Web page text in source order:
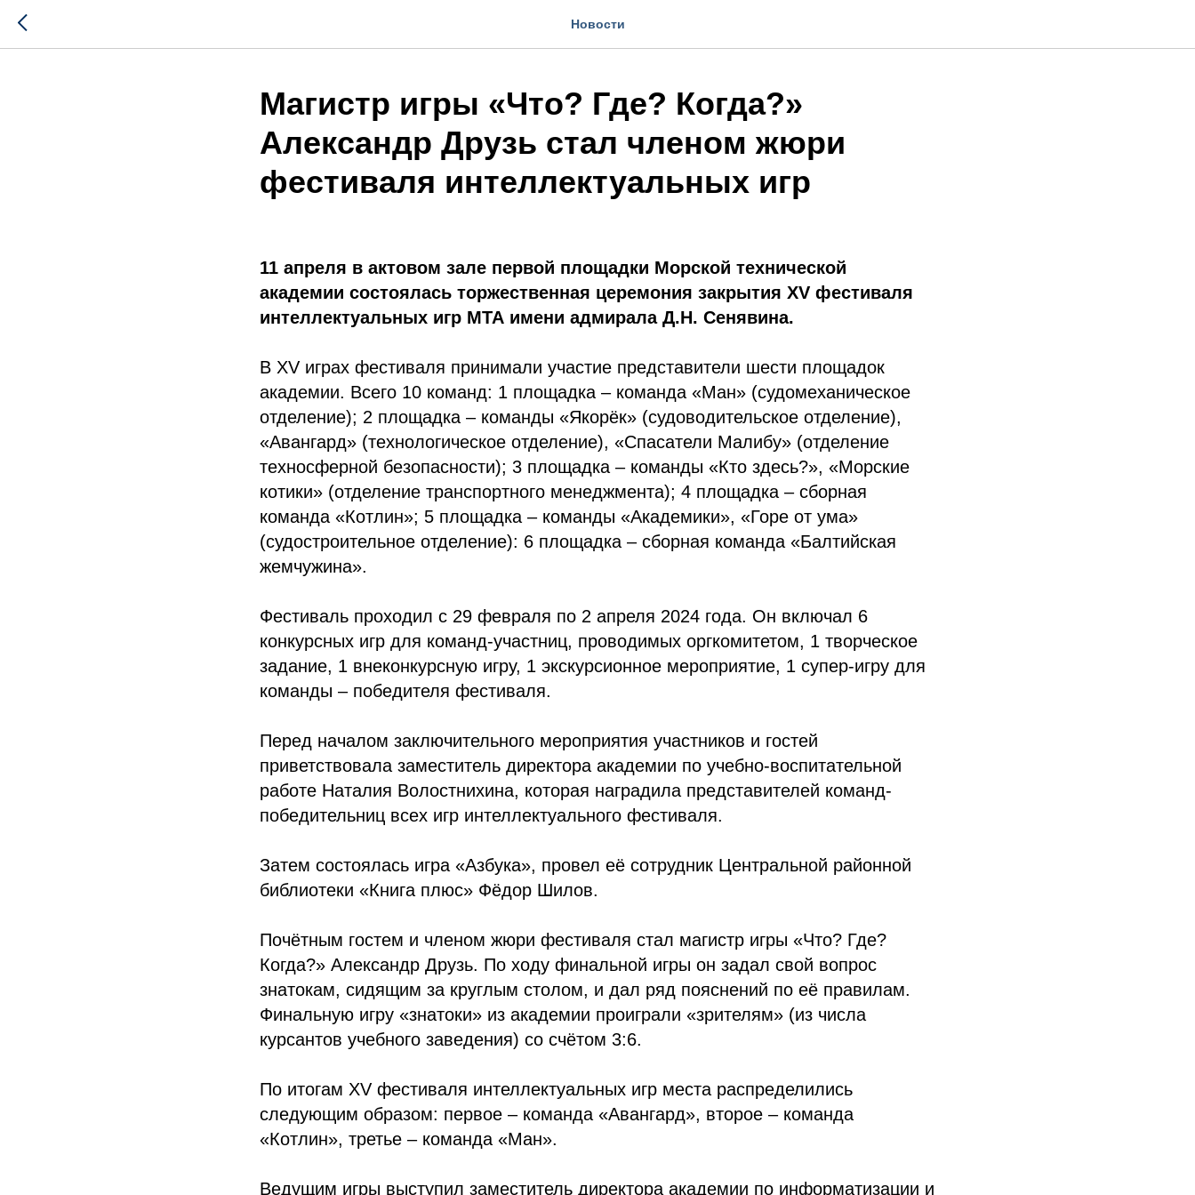
Новости
Магистр игры «Что? Где? Когда?»
Александр Друзь стал членом жюри
фестиваля интеллектуальных игр
11 апреля в актовом зале первой площадки Морской технической
академии состоялась торжественная церемония закрытия XV фестиваля
интеллектуальных игр МТА имени адмирала Д.Н. Сенявина.
В XV играх фестиваля принимали участие представители шести площадок
академии. Всего 10 команд: 1 площадка – команда «Ман» (судомеханическое
отделение); 2 площадка – команды «Якорёк» (судоводительское отделение),
«Авангард» (технологическое отделение), «Спасатели Малибу» (отделение
техносферной безопасности); 3 площадка – команды «Кто здесь?», «Морские
котики» (отделение транспортного менеджмента); 4 площадка – сборная
команда «Котлин»; 5 площадка – команды «Академики», «Горе от ума»
(судостроительное отделение): 6 площадка – сборная команда «Балтийская
жемчужина».
Фестиваль проходил с 29 февраля по 2 апреля 2024 года. Он включал 6
конкурсных игр для команд-участниц, проводимых оргкомитетом, 1 творческое
задание, 1 внеконкурсную игру, 1 экскурсионное мероприятие, 1 супер-игру для
команды – победителя фестиваля.
Перед началом заключительного мероприятия участников и гостей
приветствовала заместитель директора академии по учебно-воспитательной
работе Наталия Волостнихина, которая наградила представителей команд-
победительниц всех игр интеллектуального фестиваля.
Затем состоялась игра «Азбука», провел её сотрудник Центральной районной
библиотеки «Книга плюс» Фёдор Шилов.
Почётным гостем и членом жюри фестиваля стал магистр игры «Что? Где?
Когда?» Александр Друзь. По ходу финальной игры он задал свой вопрос
знатокам, сидящим за круглым столом, и дал ряд пояснений по её правилам.
Финальную игру «знатоки» из академии проиграли «зрителям» (из числа
курсантов учебного заведения) со счётом 3:6.
По итогам XV фестиваля интеллектуальных игр места распределились
следующим образом: первое – команда «Авангард», второе – команда
«Котлин», третье – команда «Ман».
Ведущим игры выступил заместитель директора академии по информатизации и